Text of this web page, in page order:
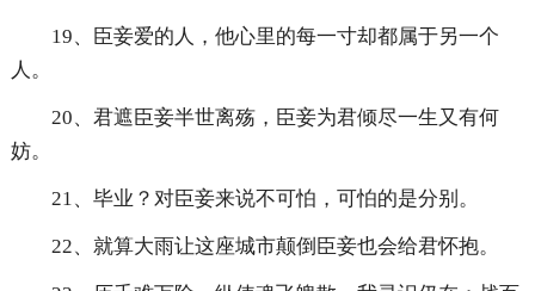
19、臣妾爱的人，他心里的每一寸却都属于另一个
人。
20、君遮臣妾半世离殇，臣妾为君倾尽一生又有何
妨。
21、毕业？对臣妾来说不可怕，可怕的是分别。
22、就算大雨让这座城市颠倒臣妾也会给君怀抱。